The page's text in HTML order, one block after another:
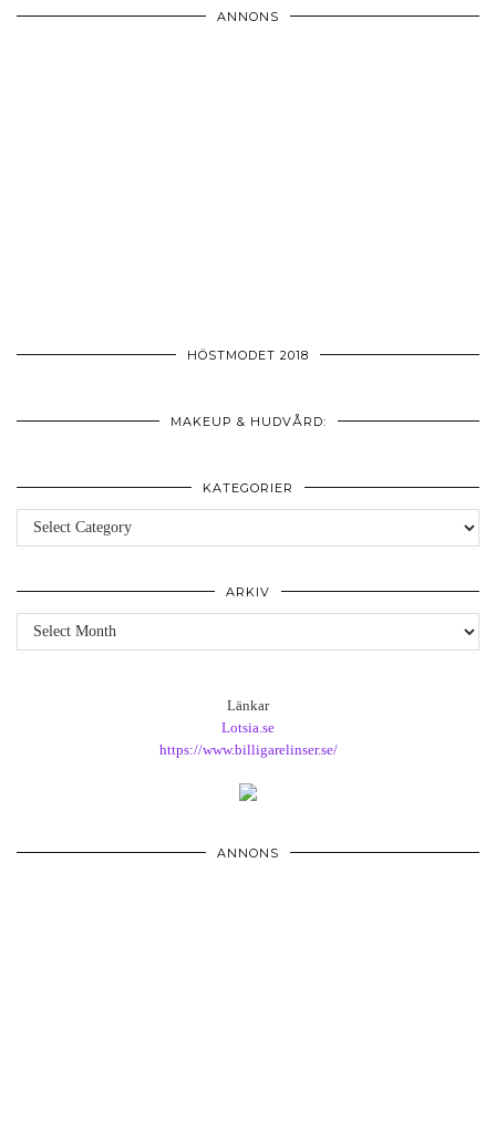
ANNONS
HÖSTMODET 2018
MAKEUP & HUDVÅRD:
KATEGORIER
Kategorier
ARKIV
Arkiv
Länkar
Lotsia.se
https://www.billigarelinser.se/
ANNONS